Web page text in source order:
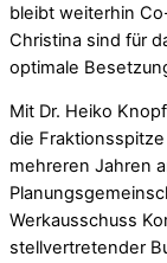
bleibt weiterhin
Christina sind für
optimale
Mit Dr. Heiko
die
mehreren Jahren
Werkausschuss
stellvertretender